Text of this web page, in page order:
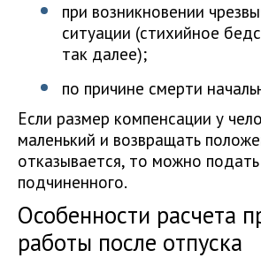
при возникновении
ситуации (стихийное
так далее);
по причине смерти
Если размер компенсации у
маленький и возвращать
отказывается, то можно
подчиненного.
Особенности расчета
работы после отпуска